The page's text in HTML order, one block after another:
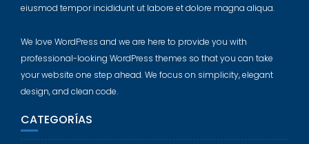
eiusmod tempor incididunt ut labore et dolore magna aliqua.
We love WordPress and we are here to provide you with
professional-looking WordPress themes so that you can take
your website one step ahead. We focus on simplicity, elegant
design, and clean code.
CATEGORÍAS